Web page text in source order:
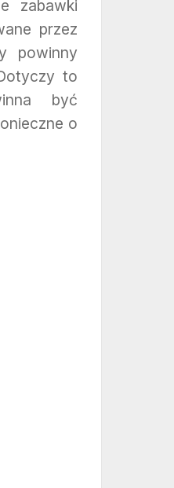
zabawki
przez
powinny
to
być
o